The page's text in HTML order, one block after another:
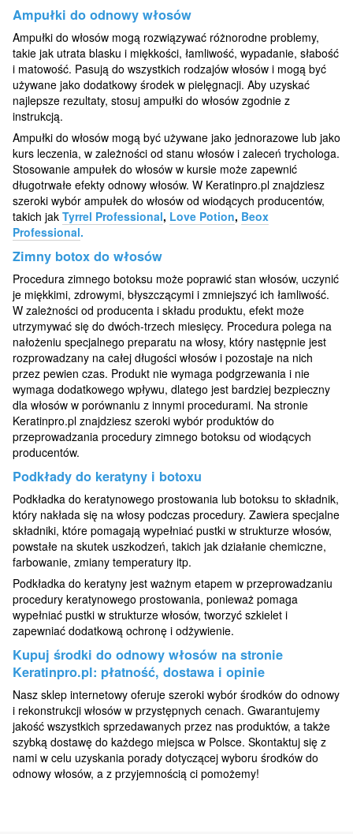
Ampułki do odnowy włosów
Ampułki do włosów mogą rozwiązywać różnorodne problemy,
takie jak utrata blasku i miękkości, łamliwość, wypadanie, słabość
i matowość. Pasują do wszystkich rodzajów włosów i mogą być
używane jako dodatkowy środek w pielęgnacji. Aby uzyskać
najlepsze rezultaty, stosuj ampułki do włosów zgodnie z
instrukcją.
Ampułki do włosów mogą być używane jako jednorazowe lub jako
kurs leczenia, w zależności od stanu włosów i zaleceń trychologa.
Stosowanie ampułek do włosów w kursie może zapewnić
długotrwałe efekty odnowy włosów. W Keratinpro.pl znajdziesz
szeroki wybór ampułek do włosów od wiodących producentów,
takich jak Tyrrel Professional, Love Potion, Beox
Professional.
Zimny botox do włosów
Procedura zimnego botoksu może poprawić stan włosów, uczynić
je miękkimi, zdrowymi, błyszczącymi i zmniejszyć ich łamliwość.
W zależności od producenta i składu produktu, efekt może
utrzymywać się do dwóch-trzech miesięcy. Procedura polega na
nałożeniu specjalnego preparatu na włosy, który następnie jest
rozprowadzany na całej długości włosów i pozostaje na nich
przez pewien czas. Produkt nie wymaga podgrzewania i nie
wymaga dodatkowego wpływu, dlatego jest bardziej bezpieczny
dla włosów w porównaniu z innymi procedurami. Na stronie
Keratinpro.pl znajdziesz szeroki wybór produktów do
przeprowadzania procedury zimnego botoksu od wiodących
producentów.
Podkłady do keratyny i botoxu
Podkładka do keratynowego prostowania lub botoksu to składnik,
który nakłada się na włosy podczas procedury. Zawiera specjalne
składniki, które pomagają wypełniać pustki w strukturze włosów,
powstałe na skutek uszkodzeń, takich jak działanie chemiczne,
farbowanie, zmiany temperatury itp.
Podkładka do keratyny jest ważnym etapem w przeprowadzaniu
procedury keratynowego prostowania, ponieważ pomaga
wypełniać pustki w strukturze włosów, tworzyć szkielet i
zapewniać dodatkową ochronę i odżywienie.
Kupuj środki do odnowy włosów na stronie
Keratinpro.pl: płatność, dostawa i opinie
Nasz sklep internetowy oferuje szeroki wybór środków do odnowy
i rekonstrukcji włosów w przystępnych cenach. Gwarantujemy
jakość wszystkich sprzedawanych przez nas produktów, a także
szybką dostawę do każdego miejsca w Polsce. Skontaktuj się z
nami w celu uzyskania porady dotyczącej wyboru środków do
odnowy włosów, a z przyjemnością ci pomożemy!